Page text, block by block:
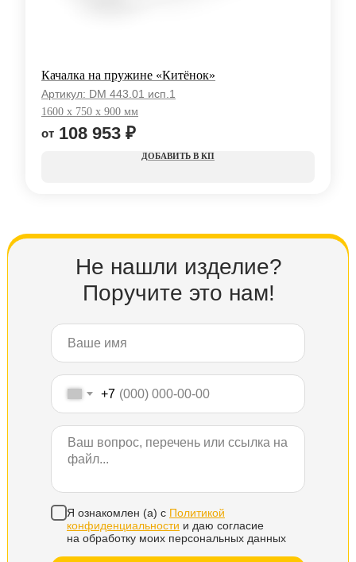
Качалка на пружине «Китёнок»
Артикул: DM 443.01 исп.1
1600 x 750 x 900 мм
108 953 ₽
КП
Не нашли изделие?
Поручите это нам!
+7
Я ознакомлен (а) с Политикой
конфиденциальности и даю согласие
на обработку моих персональных данных